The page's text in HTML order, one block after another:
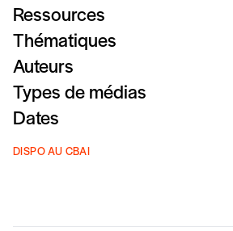
Ressources
Thématiques
Auteurs
Types de médias
Dates
DISPO AU CBAI